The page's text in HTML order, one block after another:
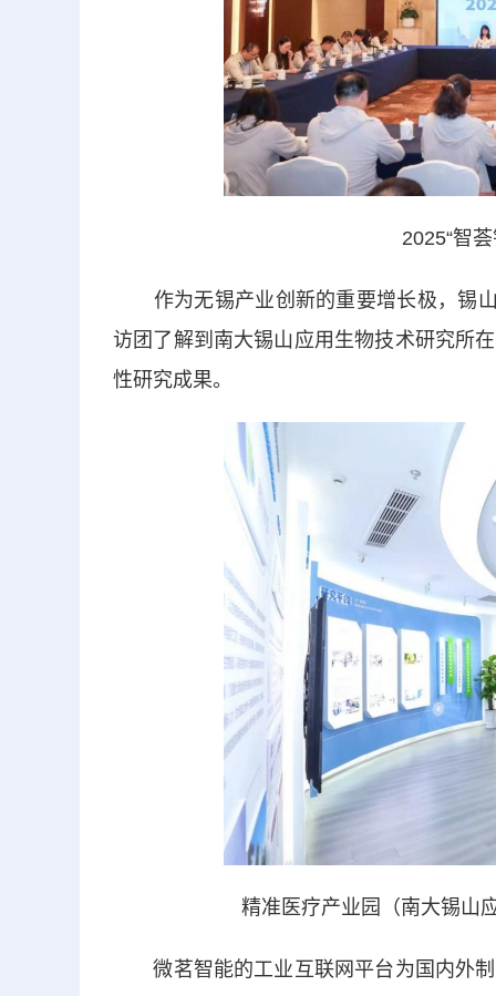
2025“智
作为无锡产业创新的重要增长极，锡山
访团了解到南大锡山应用生物技术研究所
性研究成果。
精准医疗产业园（南大锡山
微茗智能的工业互联网平台为国内外制